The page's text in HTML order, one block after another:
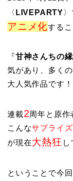
〈 LIVEPARTY
アニメ化する
『甘神さんちの
気があり、多く
大人気作品です！
連載2周年と原作
こんなサプライズ
が現在大熱狂 し
ということで今